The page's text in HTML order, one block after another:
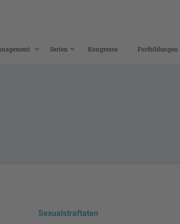
Serien Kongresse Fortbildungen
Sexualstraftaten